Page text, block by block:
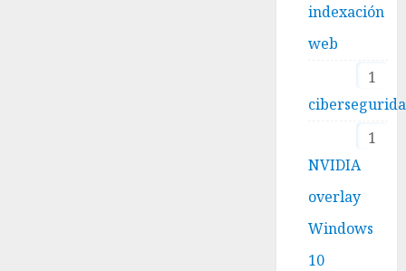
indexación
web
1
1
NVIDIA
overlay
Windows
10